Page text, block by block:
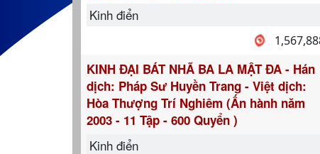
Kinh điển
KINH ĐẠI BÁT NHÃ BA LA MẬT ĐA - Hán
dịch: Pháp Sư Huyền Trang - Việt dịch:
Hòa Thượng Trí Nghiêm (Ấn hành năm
2003 - 11 Tập - 600 Quyển )
Kinh điển